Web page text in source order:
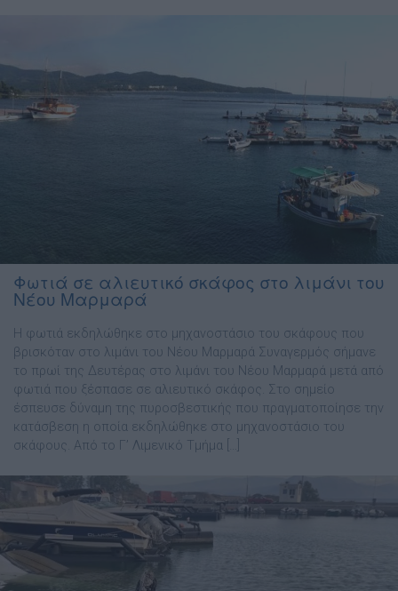
Φωτιά σε αλιευτικό σκάφος στο λιμάνι του
Νέου Μαρμαρά
Η φωτιά εκδηλώθηκε στο μηχανοστάσιο του σκάφους που
βρισκόταν στο λιμάνι του Νέου Μαρμαρά Συναγερμός σήμανε
το πρωί της Δευτέρας στο λιμάνι του Νέου Μαρμαρά μετά από
φωτιά που ξέσπασε σε αλιευτικό σκάφος. Στο σημείο
έσπευσε δύναμη της πυροσβεστικής που πραγματοποίησε την
κατάσβεση η οποία εκδηλώθηκε στο μηχανοστάσιο του
σκάφους. Από το Γ’ Λιμενικό Τμήμα […]